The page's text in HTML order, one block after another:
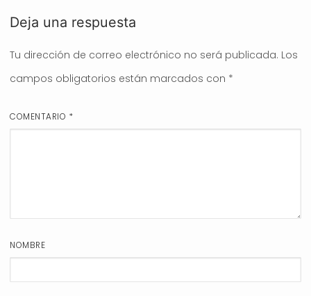
Deja una respuesta
Tu dirección de correo electrónico no será publicada. Los
campos obligatorios están marcados con *
COMENTARIO *
NOMBRE